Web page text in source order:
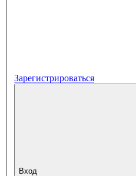
Зарегистрироваться
Вход